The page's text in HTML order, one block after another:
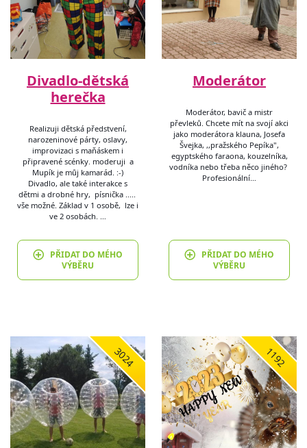
Divadlo-dětská
herečka
Realizuji dětská předstvení,
narozeninové párty, oslavy,
improvizaci s maňáskem i
připravené scénky. moderuji a
Mupík je můj kamarád. :-)
Divadlo, ale také interakce s
dětmi a drobné hry, písnička .....
vše možné. Základ v 1 osobě, lze i
ve 2 osobách. …
PŘIDAT DO MÉHO
VÝBĚRU
Moderátor
Moderátor, bavič a mistr
převleků. Chcete mít na svojí akci
jako moderátora klauna, Josefa
Švejka, ,,pražského Pepíka",
egyptského faraona, kouzelníka,
vodníka nebo třeba něco jiného?
Profesionální…
PŘIDAT DO MÉHO
VÝBĚRU
3024 1192